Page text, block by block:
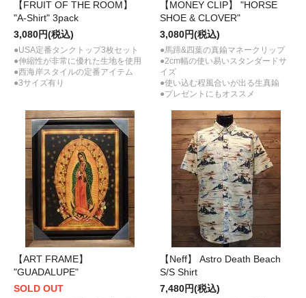
【FRUIT OF THE ROOM】
"A-Shirt" 3pack
3,080円(税込)
●USA定番タンクトップ3枚セット
●伸縮性が非常に優れた生地を使用
●西海岸スタイルの定番アイテム
●3サイズ有り
【MONEY CLIP】 "HORSE
SHOE & CLOVER"
3,080円(税込)
●馬蹄&四葉の真鍮マネークリップ
●2cm幅の使い易いスタンダードサ
イズ
●使い込む程風合いが出る生真鍮
●プレゼントにもオススメ
【ART FRAME】
"GUADALUPE"
SOLD OUT
【Neff】 Astro Death Beach
S/S Shirt
7,480円(税込)